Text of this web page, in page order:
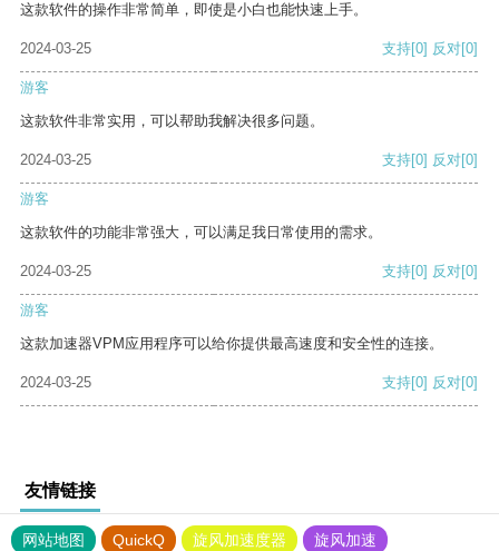
这款软件的操作非常简单，即使是小白也能快速上手。
2024-03-25 支持[0] 反对[0]
游客
这款软件非常实用，可以帮助我解决很多问题。
2024-03-25 支持[0] 反对[0]
游客
这款软件的功能非常强大，可以满足我日常使用的需求。
2024-03-25 支持[0] 反对[0]
游客
这款加速器VPM应用程序可以给你提供最高速度和安全性的连接。
2024-03-25 支持[0] 反对[0]
友情链接
网站地图 QuickQ 旋风加速度器
旋风加速